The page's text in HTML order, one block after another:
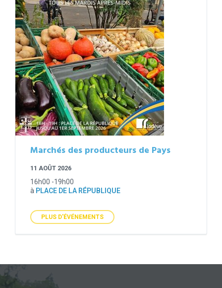
Marchés des producteurs de Pays
11 AOÛT 2026
16h00 -19h00
à PLACE DE LA RÉPUBLIQUE
PLUS D'ÉVÉNEMENTS